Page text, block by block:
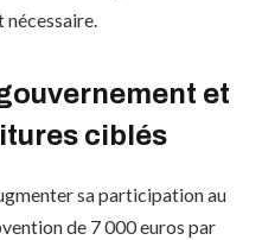
et
ciblés
sa participation au
de 7 000 euros par